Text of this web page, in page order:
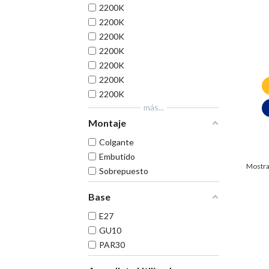
2200K
2200K
2200K
2200K
2200K
2200K
2200K
más...
Montaje
Colgante
Embutido
Sobrepuesto
Base
E27
GU10
PAR30